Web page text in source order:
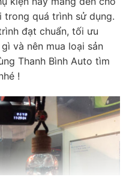
quá trình sử dụng.
đạt chuẩn, tối ưu
và nên mua loại sản
Thanh Bình Auto tìm
!